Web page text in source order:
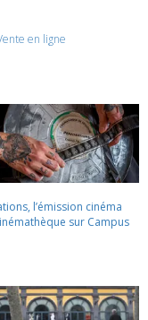
en ligne
l’émission cinéma
sur Campus